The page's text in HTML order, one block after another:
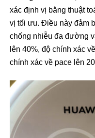
xác định vị bằng thuật
vị tối ưu. Điều này đảm
chống nhiễu đa đường
lên 40%, độ chính xác
chính xác về pace lên